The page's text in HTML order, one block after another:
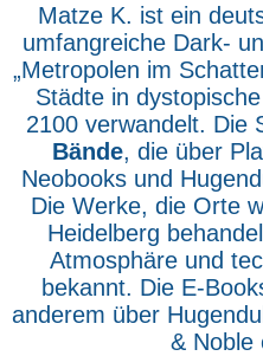
Matze K. ist ein
umfangreiche Dark-
„Metropolen im
Städte in
2100 verwandelt. Die
Bände, die über
Neobooks und
Die Werke, die Orte
Heidelberg
Atmosphäre und
bekannt. Die E-
anderem über
& Noble